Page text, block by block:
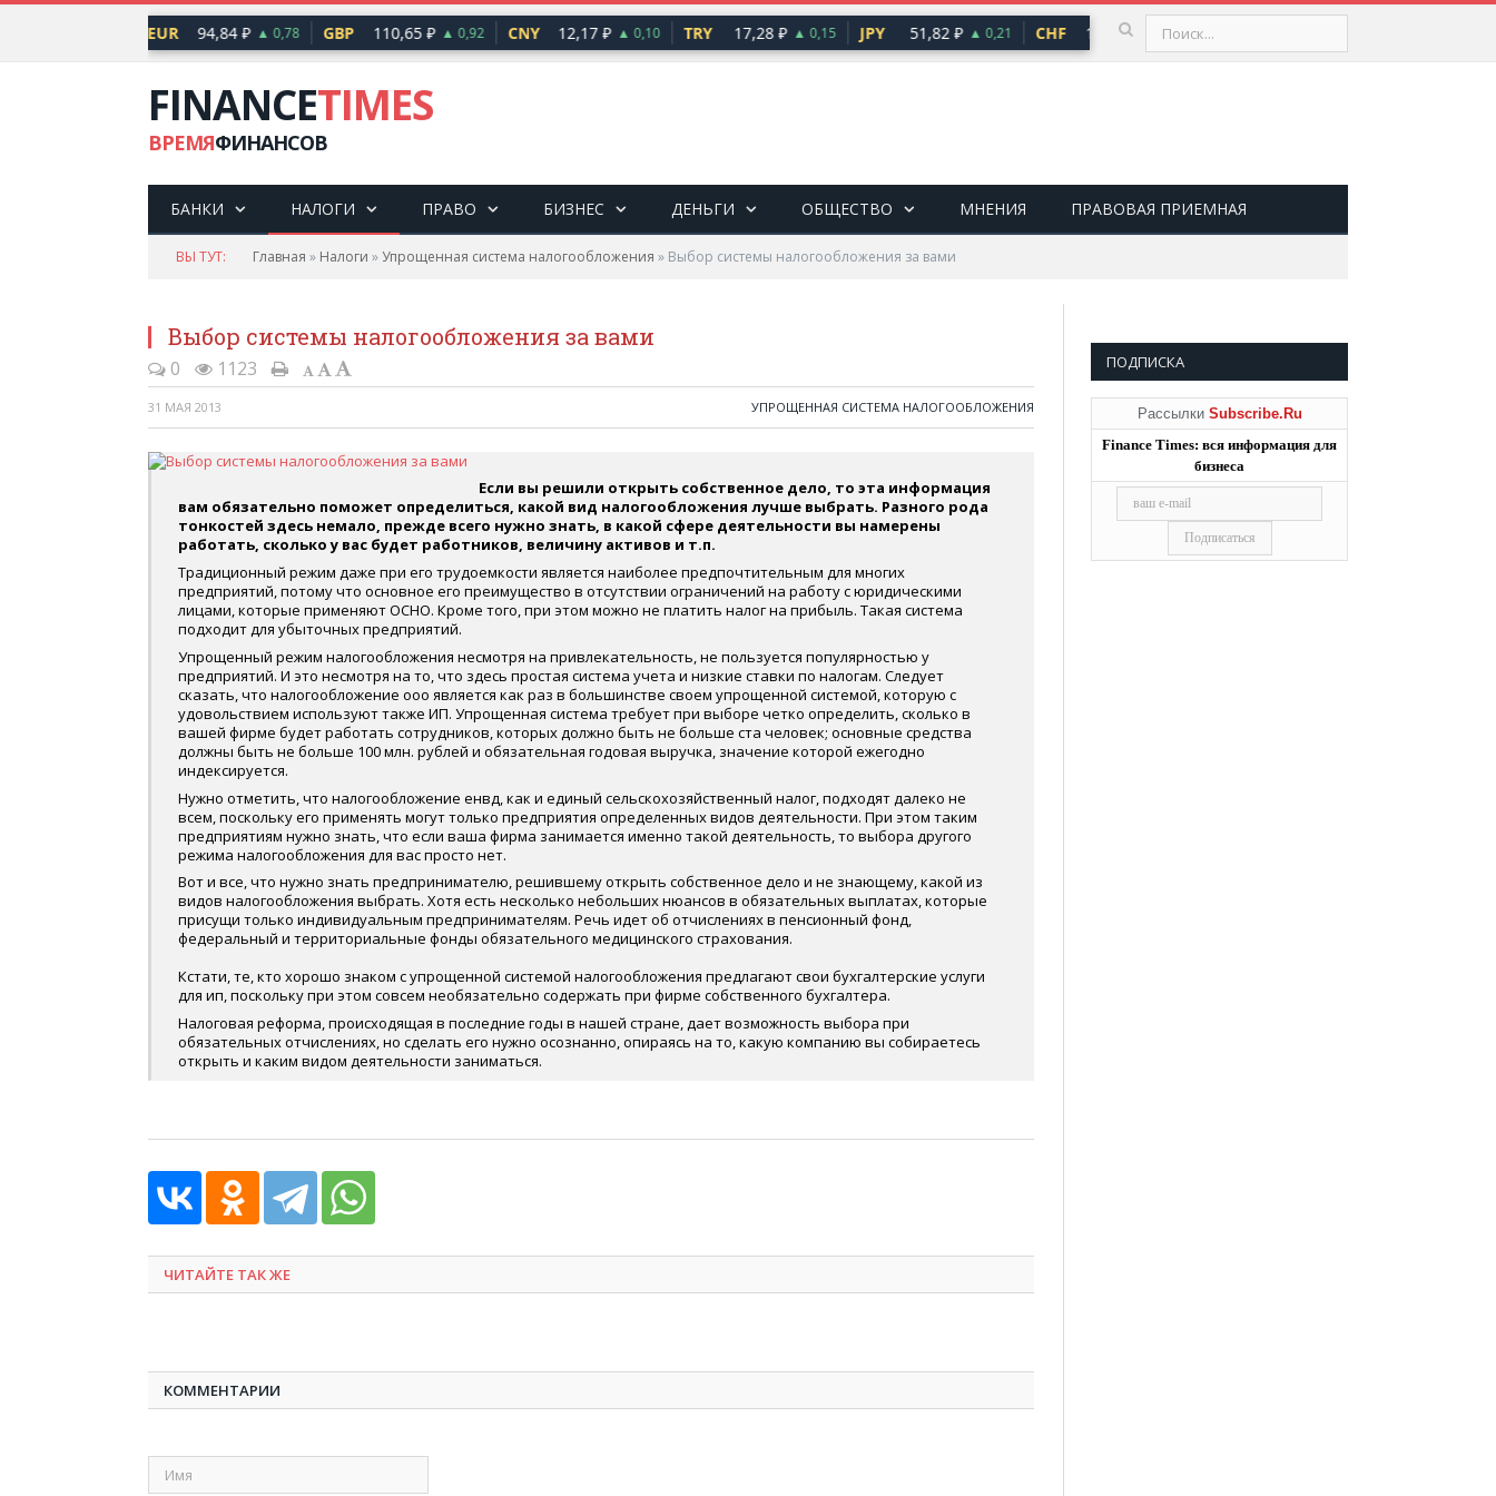
EUR 94,84 ₽ ▲ 0,78 GBP 110,65 ₽ ▲ 0,92 CNY 12,17 ₽ ▲ 0,10 TRY 17,28 ₽ ▲ 0,15 JPY 51,82 ₽ ▲ 0,21 CHF 101,30 ₽ ▲ 0,64 USD
FINANCETIMES
ВРЕМЯФИНАНСОВ
БАНКИ НАЛОГИ ПРАВО БИЗНЕС ДЕНЬГИ ОБЩЕСТВО МНЕНИЯ ПРАВОВАЯ ПРИЕМНАЯ
ВЫ ТУТ: Главная » Налоги »Упрощенная система налогообложения » Выбор системы налогообложения за вами
Выбор системы налогообложения за вами
0 1123
31 МАЯ 2013 УПРОЩЕННАЯ СИСТЕМА НАЛОГООБЛОЖЕНИЯ
Если вы решили открыть собственное дело, то эта информация
вам обязательно поможет определиться, какой вид налогообложения лучше выбрать. Разного рода
тонкостей здесь немало, прежде всего нужно знать, в какой сфере деятельности вы намерены
работать, сколько у вас будет работников, величину активов и т.п.
Традиционный режим даже при его трудоемкости является наиболее предпочтительным для многих
предприятий, потому что основное его преимущество в отсутствии ограничений на работу с юридическими
лицами, которые применяют ОСНО. Кроме того, при этом можно не платить налог на прибыль. Такая система
подходит для убыточных предприятий.
Упрощенный режим налогообложения несмотря на привлекательность, не пользуется популярностью у
предприятий. И это несмотря на то, что здесь простая система учета и низкие ставки по налогам. Следует
сказать, что налогообложение ооо является как раз в большинстве своем упрощенной системой, которую с
удовольствием используют также ИП. Упрощенная система требует при выборе четко определить, сколько в
вашей фирме будет работать сотрудников, которых должно быть не больше ста человек; основные средства
должны быть не больше 100 млн. рублей и обязательная годовая выручка, значение которой ежегодно
индексируется.
Нужно отметить, что налогообложение енвд, как и единый сельскохозяйственный налог, подходят далеко не
всем, поскольку его применять могут только предприятия определенных видов деятельности. При этом таким
предприятиям нужно знать, что если ваша фирма занимается именно такой деятельность, то выбора другого
режима налогообложения для вас просто нет.
Вот и все, что нужно знать предпринимателю, решившему открыть собственное дело и не знающему, какой из
видов налогообложения выбрать. Хотя есть несколько небольших нюансов в обязательных выплатах, которые
присущи только индивидуальным предпринимателям. Речь идет об отчислениях в пенсионный фонд,
федеральный и территориальные фонды обязательного медицинского страхования.
Кстати, те, кто хорошо знаком с упрощенной системой налогообложения предлагают свои бухгалтерские услуги
для ип, поскольку при этом совсем необязательно содержать при фирме собственного бухгалтера.
Налоговая реформа, происходящая в последние годы в нашей стране, дает возможность выбора при
обязательных отчислениях, но сделать его нужно осознанно, опираясь на то, какую компанию вы собираетесь
открыть и каким видом деятельности заниматься.
ЧИТАЙТЕ ТАК ЖЕ
КОММЕНТАРИИ
ПОДПИСКА
Рассылки Subscribe.Ru
Finance Times: вся информация для
бизнеса